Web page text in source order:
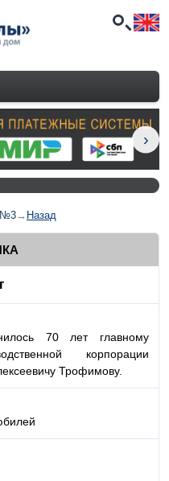
№3→ Назад
70 лет главному
корпорации
Трофимову.